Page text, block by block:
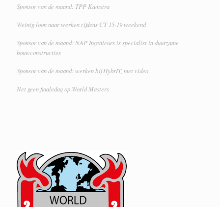
Sponsor van de maand: TPP Kamstra
Weinig loon naar werken tijdens CT 15-19 weekend
Sponsor van de maand: NAP Ingenieurs is specialist in duurzame
bouwconstructies
Sponsor van de maand: werken bij HybrIT, met video
Net geen finaledag op World Masters